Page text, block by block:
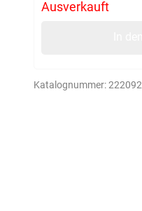
Ausverkauft
Katalognummer:222092